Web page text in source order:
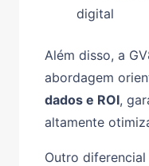
digital
Além disso, a
abordagem
dados e ROI,
altamente
Outro